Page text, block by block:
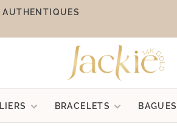
AUTHENTIQUES
BRACELETS BAGUES